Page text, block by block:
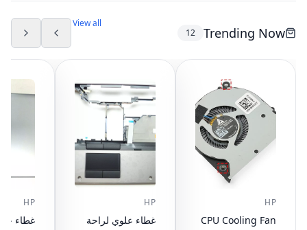
Trending Now
12
View all
HP
CPU Cooling Fan
HP
غطاء علوي لراحة
HP